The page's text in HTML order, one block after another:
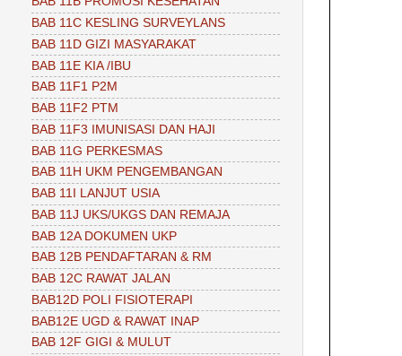
BAB 11C KESLING SURVEYLANS
BAB 11D GIZI MASYARAKAT
BAB 11E KIA /IBU
BAB 11F1 P2M
BAB 11F2 PTM
BAB 11F3 IMUNISASI DAN HAJI
BAB 11G PERKESMAS
BAB 11H UKM PENGEMBANGAN
BAB 11I LANJUT USIA
BAB 11J UKS/UKGS DAN REMAJA
BAB 12A DOKUMEN UKP
BAB 12B PENDAFTARAN & RM
BAB 12C RAWAT JALAN
BAB12D POLI FISIOTERAPI
BAB12E UGD & RAWAT INAP
BAB 12F GIGI & MULUT